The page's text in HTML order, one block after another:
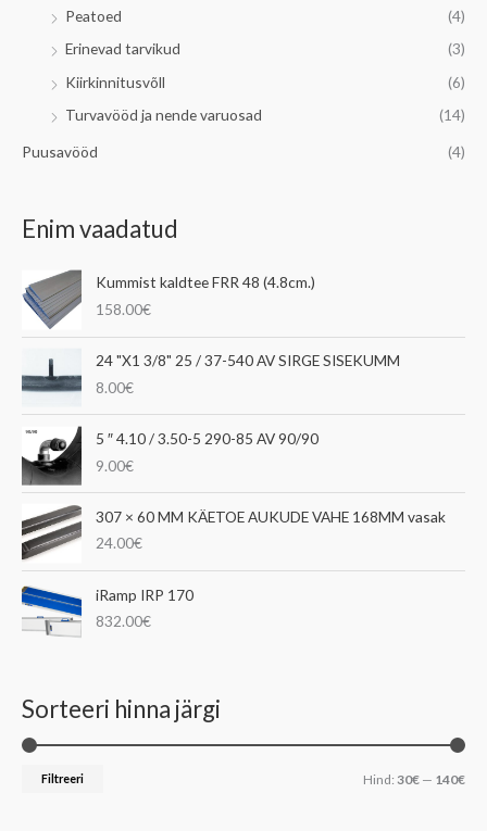
Peatoed
(4)
Erinevad tarvikud
(3)
Kiirkinnitusvõll
(6)
Turvavööd ja nende varuosad
(14)
Puusavööd (4)
Enim vaadatud
Kummist kaldtee FRR 48 (4.8cm.)
158.00€
24 "X1 3/8" 25 / 37-540 AV SIRGE SISEKUMM
8.00€
5 ″ 4.10 / 3.50-5 290-85 AV 90/90
9.00€
307 × 60 MM KÄETOE AUKUDE VAHE 168MM vasak
24.00€
iRamp IRP 170
832.00€
Sorteeri hinna järgi
Filtreeri Hind: 30€ — 140€